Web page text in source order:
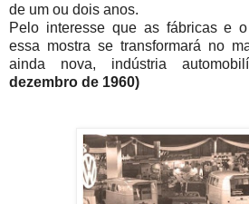
de um ou dois anos.
Pelo interesse que as fábricas e
essa mostra se transformará no
ainda nova, indústria
dezembro de 1960)